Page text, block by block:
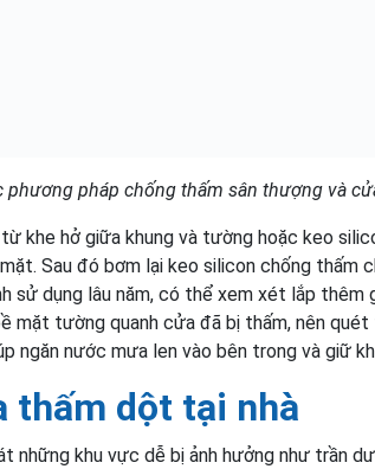
phương pháp chống thấm sân thượng và
khe hở giữa khung và tường hoặc keo
Sau đó bơm lại keo silicon chống thấm
sử dụng lâu năm, có thể xem xét lắp thêm
mặt tường quanh cửa đã bị thấm, nên
ngăn nước mưa len vào bên trong và giữ
thấm dột tại nhà
những khu vực dễ bị ảnh hưởng như trần